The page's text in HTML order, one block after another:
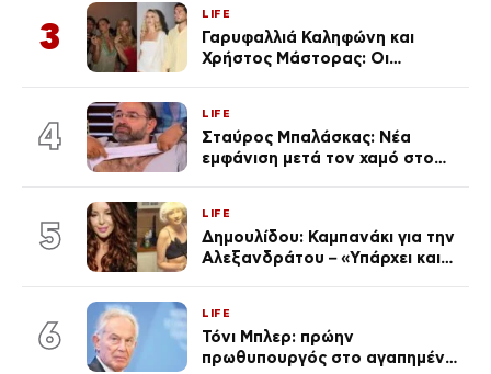
3
LIFE
Γαρυφαλλιά Καληφώνη και
Χρήστος Μάστορας: Οι
απαρατήρητη
4
LIFE
Σταύρος Μπαλάσκας: Νέα
εμφάνιση μετά τον χαμό στο
5
LIFE
Δημουλίδου: Καμπανάκι για την
Αλεξανδράτου – «Υπάρχει και
6
LIFE
Τόνι Μπλερ: πρώην
πρωθυπουργός στο αγαπημένο